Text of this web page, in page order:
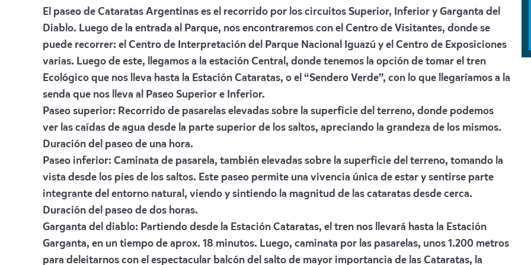
El paseo de Cataratas Argentinas es el recorrido por los circuitos Superior, Inferior y Garganta del
Diablo. Luego de la entrada al Parque, nos encontraremos con el Centro de Visitantes, donde se
puede recorrer: el Centro de Interpretación del Parque Nacional Iguazú y el Centro de Exposiciones
varias. Luego de este, llegamos a la estación Central, donde tenemos la opción de tomar el tren
Ecológico que nos lleva hasta la Estación Cataratas, o el “Sendero Verde”, con lo que llegaríamos a la
senda que nos lleva al Paseo Superior e Inferior.
Paseo superior: Recorrido de pasarelas elevadas sobre la superficie del terreno, donde podemos
ver las caídas de agua desde la parte superior de los saltos, apreciando la grandeza de los mismos.
Duración del paseo de una hora.
Paseo inferior: Caminata de pasarela, también elevadas sobre la superficie del terreno, tomando la
vista desde los pies de los saltos. Este paseo permite una vivencia única de estar y sentirse parte
integrante del entorno natural, viendo y sintiendo la magnitud de las cataratas desde cerca.
Duración del paseo de dos horas.
Garganta del diablo: Partiendo desde la Estación Cataratas, el tren nos llevará hasta la Estación
Garganta, en un tiempo de aprox. 18 minutos. Luego, caminata por las pasarelas, unos 1.200 metros
para deleitarnos con el espectacular balcón del salto de mayor importancia de las Cataratas, la